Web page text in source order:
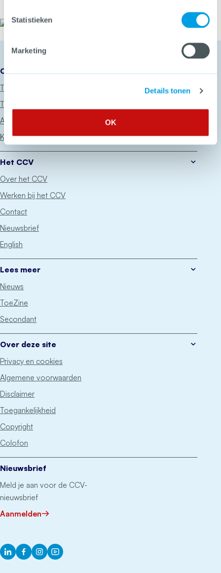
Statistieken
Marketing
Details tonen
OK
Onze diensten
Thema’s
Trainingen
Advies
Keurmerken
Het CCV
Over het CCV
Werken bij het CCV
Contact
Nieuwsbrief
English
Lees meer
Nieuws
ToeZine
Secondant
Over deze site
Privacy en cookies
Algemene voorwaarden
Disclaimer
Toegankelijkheid
Copyright
Colofon
Nieuwsbrief
Meld je aan voor de CCV-
nieuwsbrief
Aanmelden
LinkedInFacebook
InstagramYouTube